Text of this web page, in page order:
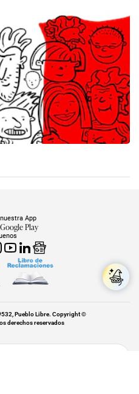
App
Google Play
Pueblo Libre. Copyright ©
derechos reservados